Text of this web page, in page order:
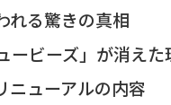
れる驚きの真相
ービーズ」が消えた
ニューアルの内容